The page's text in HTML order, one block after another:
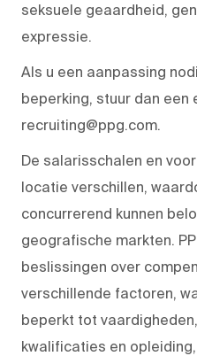
seksuele geaardheid,
expressie.
Als u een aanpassing
beperking, stuur dan een
recruiting@ppg.com.
De salarisschalen en
locatie verschillen,
concurrerend kunnen
geografische markten.
beslissingen over
verschillende factoren,
beperkt tot
kwalificaties en